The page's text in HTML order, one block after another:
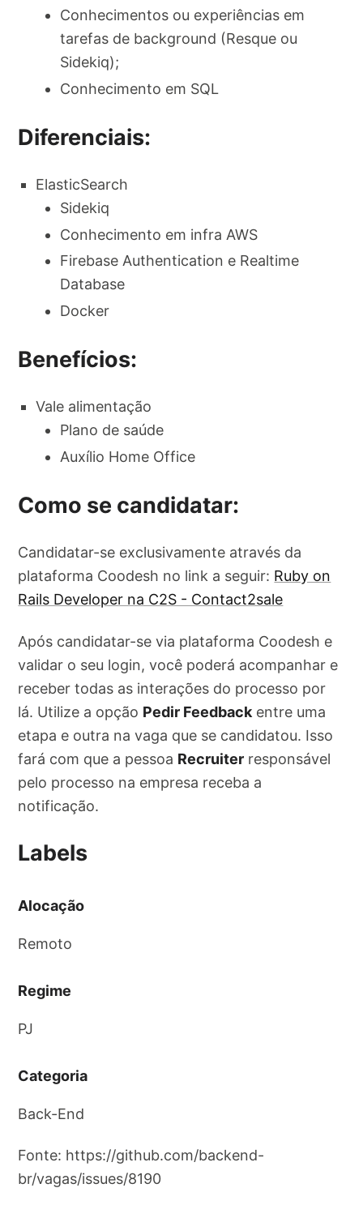
Conhecimentos ou experiências em
tarefas de background (Resque ou
Sidekiq);
Conhecimento em SQL
Diferenciais:
ElasticSearch
Sidekiq
Conhecimento em infra AWS
Firebase Authentication e Realtime
Database
Docker
Benefícios:
Vale alimentação
Plano de saúde
Auxílio Home Office
Como se candidatar:
Candidatar-se exclusivamente através da
plataforma Coodesh no link a seguir: Ruby on
Rails Developer na C2S - Contact2sale
Após candidatar-se via plataforma Coodesh e
validar o seu login, você poderá acompanhar e
receber todas as interações do processo por
lá. Utilize a opção Pedir Feedback entre uma
etapa e outra na vaga que se candidatou. Isso
fará com que a pessoa Recruiter responsável
pelo processo na empresa receba a
notificação.
Labels
Alocação
Remoto
Regime
PJ
Categoria
Back-End
Fonte: https://github.com/backend-
br/vagas/issues/8190